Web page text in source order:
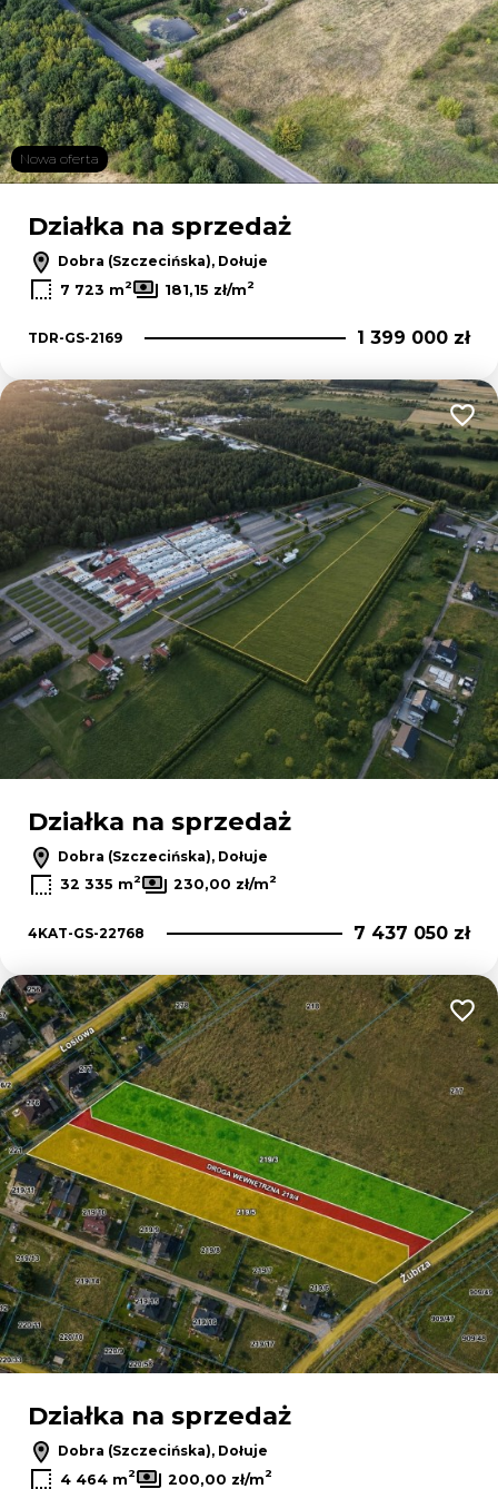
Nowa oferta
Działka na sprzedaż
Dobra (Szczecińska), Dołuje
7 723 m2 181,15 zł/m2
TDR-GS-2169 1 399 000 zł
Działka na sprzedaż
Dobra (Szczecińska), Dołuje
32 335 m2 230,00 zł/m2
4KAT-GS-22768 7 437 050 zł
Działka na sprzedaż
Dobra (Szczecińska), Dołuje
4 464 m2 200,00 zł/m2